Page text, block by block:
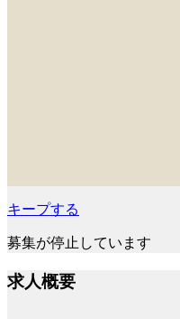
キープする
募集が停止しています
求人概要